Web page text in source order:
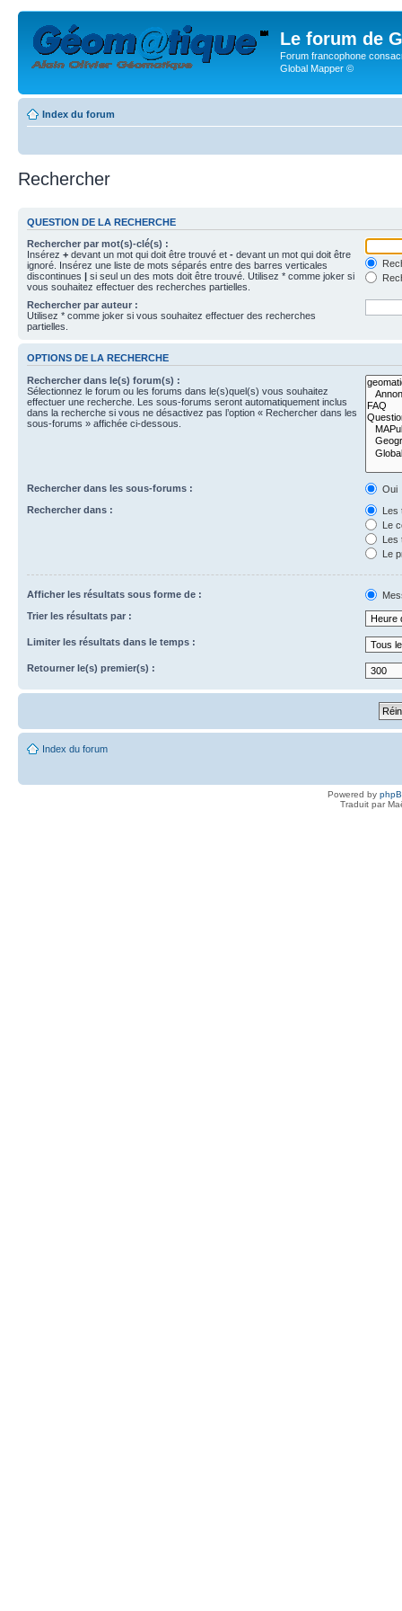
Le forum de
Forum francophone
Global Mapper ©
Index du forum
Rechercher
QUESTION DE LA RECHERCHE
Rechercher par mot(s)-clé(s) :
Insérez + devant un mot qui doit être trouvé et - devant un mot qui doit être
ignoré. Insérez une liste de mots séparés entre des barres verticales
discontinues | si seul un des mots doit être trouvé. Utilisez * comme joker si
vous souhaitez effectuer des recherches partielles.
Rechercher par auteur :
Utilisez * comme joker si vous souhaitez effectuer des recherches
partielles.
OPTIONS DE LA RECHERCHE
Rechercher dans le(s) forum(s) :
Sélectionnez le forum ou les forums dans le(s)quel(s) vous souhaitez
effectuer une recherche. Les sous-forums seront automatiquement inclus
dans la recherche si vous ne désactivez pas l’option « Rechercher dans les
sous-forums » affichée ci-dessous.
Rechercher dans les sous-forums :
Oui
Rechercher dans :
Les
Le
Les
Le
Afficher les résultats sous forme de :
Trier les résultats par :
Limiter les résultats dans le temps :
Retourner le(s) premier(s) :
Index du forum
Powered by
Traduit par